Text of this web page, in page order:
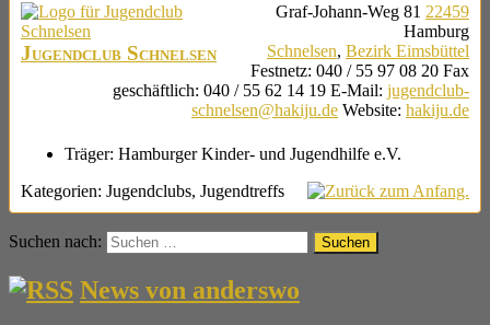
Jugendclub Schnelsen
Graf-Johann-Weg 81 22459
Hamburg
Schnelsen, Bezirk Eimsbüttel
Festnetz: 040 / 55 97 08 20 Fax
geschäftlich: 040 / 55 62 14 19 E-Mail: jugendclub-
schnelsen@hakiju.de Website: hakiju.de
Träger: Hamburger Kinder- und Jugendhilfe e.V.
Kategorien: Jugendclubs, Jugendtreffs
Suchen nach:
News von anderswo